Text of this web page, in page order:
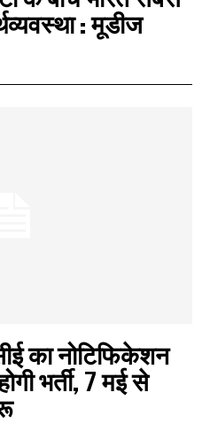
: मूडीज
का नोटिफिकेशन
भर्ती, 7 मई से